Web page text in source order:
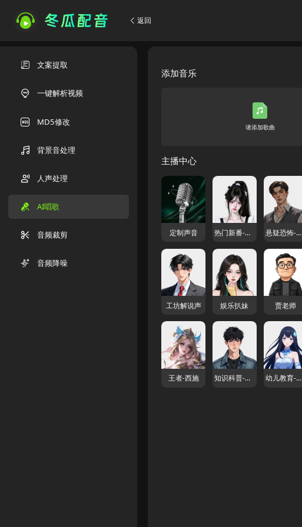
返回
文案提取
一键解析视频
MD5修改
背景音处理
人声处理
AI唱歌
音频裁剪
音频降噪
添加音乐
请添加歌曲
主播中心
定制声音 热门新番-曼波 悬疑恐怖-东天河
工坊解说声 娱乐扒妹 贾老师
王者-西施 知识科普-东宏声 幼儿教育-甜甜老师